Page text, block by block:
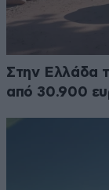
Στην Ελλάδα
από 30.900